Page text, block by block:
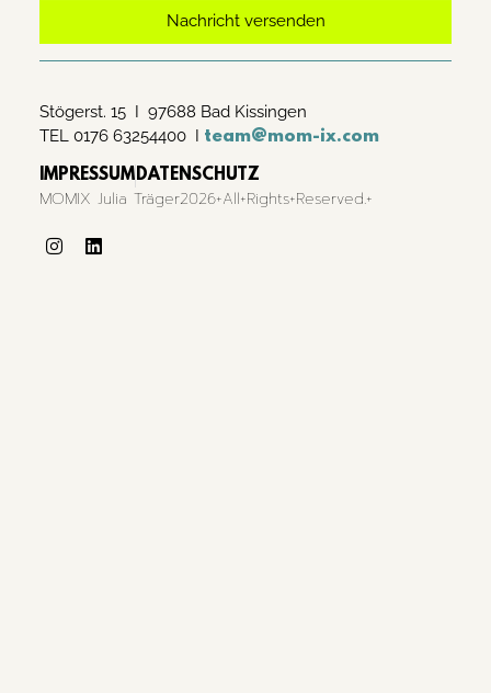
Nachricht versenden
Alternative:
Stögerst. 15 I 97688 Bad Kissingen
TEL 0176 63254400 I team@mom-ix.com
IMPRESSUMDATENSCHUTZ
MOMIX Julia Träger2026+All+Rights+Reserved.+